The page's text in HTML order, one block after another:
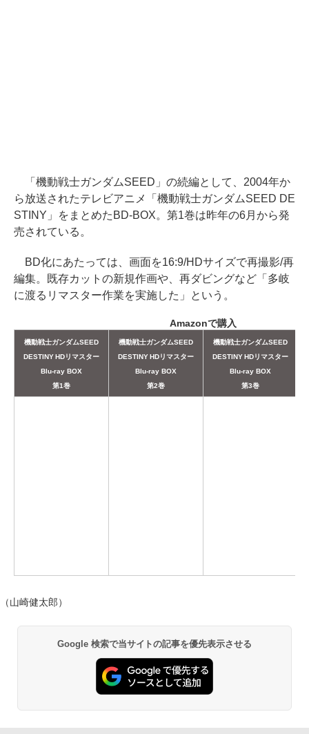
「機動戦士ガンダムSEED」の続編として、2004年か
ら放送されたテレビアニメ「機動戦士ガンダムSEED DE
STINY」をまとめたBD-BOX。第1巻は昨年の6月から発
売されている。
BD化にあたっては、画面を16:9/HDサイズで再撮影/再
編集。既存カットの新規作画や、再ダビングなど「多岐
に渡るリマスター作業を実施した」という。
Amazonで購入
機動戦士ガンダムSEED
DESTINY HDリマスター
Blu-ray BOX
第1巻
機動戦士ガンダムSEED
DESTINY HDリマスター
Blu-ray BOX
第2巻
機動戦士ガンダムSEED
DESTINY HDリマスター
Blu-ray BOX
第3巻
（山崎健太郎）
Google 検索で当サイトの記事を優先表示させる